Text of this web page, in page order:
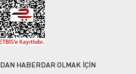
HABERDAR OLMAK İÇİN